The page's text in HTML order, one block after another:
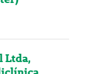
Ltda,